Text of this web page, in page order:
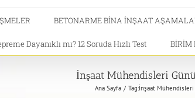
BETONARME BİNA İNŞAAT
Dayanıklı mı? 12 Soruda Hızlı Test BİRİM
İnşaat Mühendisleri
Ana Sayfa Tag:İnşaat Mühendisleri